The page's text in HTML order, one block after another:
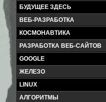
БУДУЩЕЕ ЗДЕСЬ
ВЕБ-РАЗРАБОТКА
КОСМОНАВТИКА
РАЗРАБОТКА ВЕБ-САЙТОВ
GOOGLE
ЖЕЛЕЗО
LINUX
АЛГОРИТМЫ